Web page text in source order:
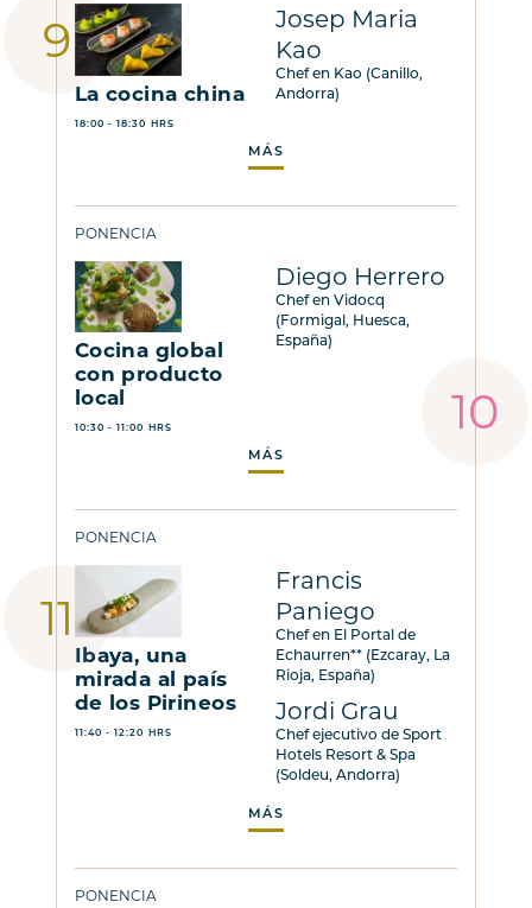
La cocina china
18:00 - 18:30 HRS
Josep Maria
Kao
Chef en Kao (Canillo,
Andorra)
MÁS
PONENCIA
Cocina global
con producto
local
10:30 - 11:00 HRS
Diego Herrero
Chef en Vidocq
(Formigal, Huesca,
España)
MÁS
PONENCIA
Ibaya, una
mirada al país
de los Pirineos
11:40 - 12:20 HRS
Francis
Paniego
Chef en El Portal de
Echaurren** (Ezcaray, La
Rioja, España)
Jordi Grau
Chef ejecutivo de Sport
Hotels Resort & Spa
(Soldeu, Andorra)
MÁS
PONENCIA